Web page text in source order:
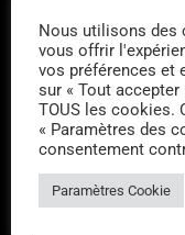
ENREGISTRER
NAVIGATEUR POUR
SAISISSEZ VOTRE
seize + neuf =
Nous utilisons des
vous offrir
vos préférences et
sur « Tout
TOUS les cookies.
« Paramètres des
consentement
Paramètres Cookie